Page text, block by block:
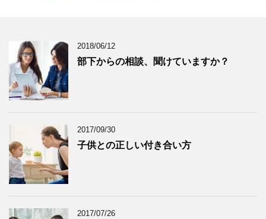
2018/06/12
部下からの相談、聞けていますか？
2017/09/30
子供との正しい付き合い方
2017/07/26